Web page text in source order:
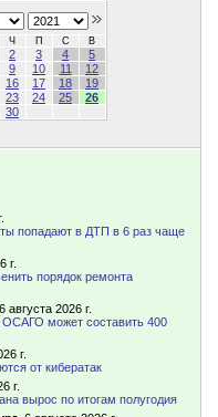
Ч П С В
2 3 4
5
9 10 11
12
16 17 18
19
23 24 25
26
30
попадают в ДТП в 6 раз чаще
г.
порядок ремонта
6 августа 2026 г.
может составить 400
г.
от кибератак
г.
вырос по итогам полугодия